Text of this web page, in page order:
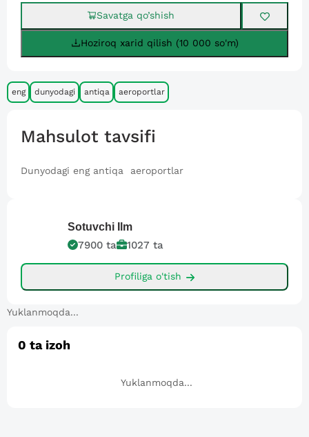
Savatga qo’shish
Hoziroq xarid qilish (10 000 so'm)
eng dunyodagi antiqa aeroportlar
Mahsulot tavsifi
Dunyodagi eng antiqa aeroportlar
Sotuvchi Ilm
7900 ta 1027 ta
Profiliga o'tish
Yuklanmoqda...
0 ta izoh
Yuklanmoqda...